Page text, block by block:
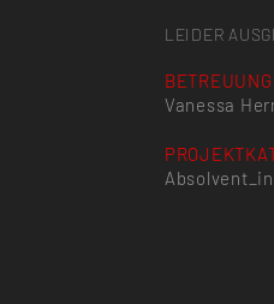
LEIDER
BETREUUNG
Vanessa
Absolvent_in